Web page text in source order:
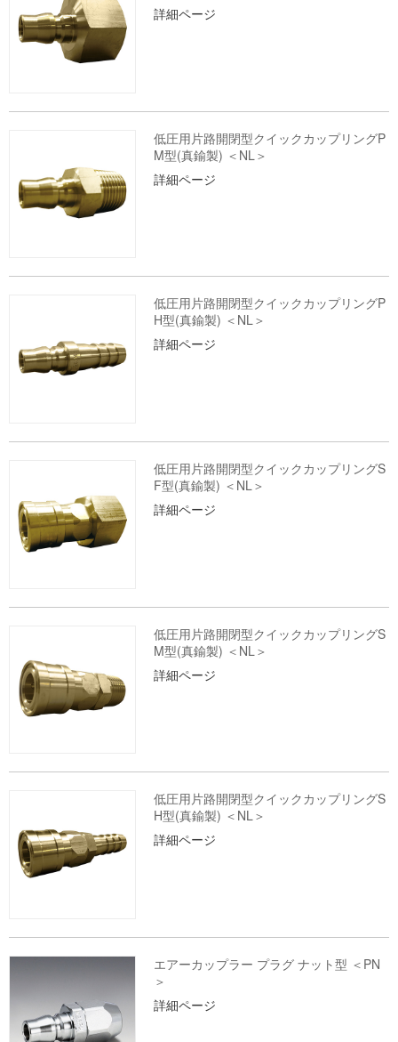
詳細ページ
低圧用片路開閉型クイックカップリングP
M型(真鍮製) ＜NL＞
詳細ページ
低圧用片路開閉型クイックカップリングP
H型(真鍮製) ＜NL＞
詳細ページ
低圧用片路開閉型クイックカップリングS
F型(真鍮製) ＜NL＞
詳細ページ
低圧用片路開閉型クイックカップリングS
M型(真鍮製) ＜NL＞
詳細ページ
低圧用片路開閉型クイックカップリングS
H型(真鍮製) ＜NL＞
詳細ページ
エアーカップラー プラグ ナット型 ＜PN
＞
詳細ページ